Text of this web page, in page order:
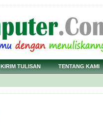
KIRIM TULISAN TENTANG KAMI